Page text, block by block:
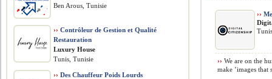
››
›› We are on the
make ’images that
Ben Arous, Tunisie
›› Contrôleur de Gestion et Qualité
Restauration
Luxury House
Tunis, Tunisie
›› Des Chauffeur Poids Lourds